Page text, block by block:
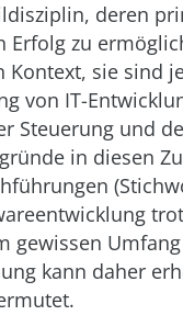
deren
zu
sie sind
von IT-
Steuerung und
in diesen
gewissen
kann daher